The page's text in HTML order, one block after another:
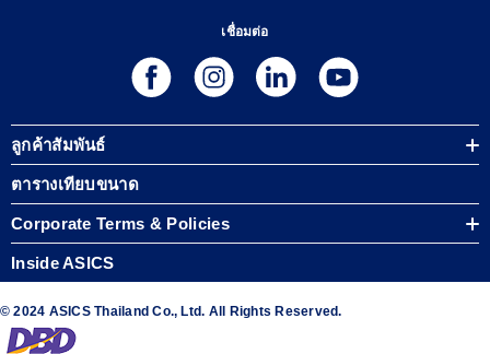
เชื่อมต่อ
ลูกค้าสัมพันธ์
ตารางเทียบขนาด
Corporate Terms & Policies
Inside ASICS
© 2024 ASICS Thailand Co., Ltd. All Rights Reserved.